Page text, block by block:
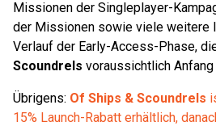
Missionen der Singleplayer-
der Missionen sowie viele weitere
Verlauf der Early-Access-Phase,
Scoundrels voraussichtlich
Übrigens: Of Ships & Scoundrels
15% Launch-Rabatt erhältlich,